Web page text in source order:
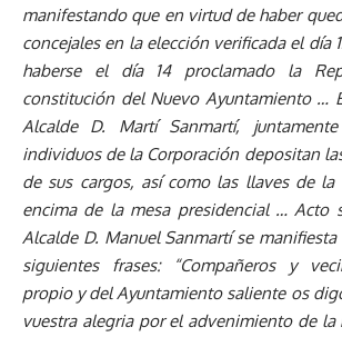
manifestando que en virtud de haber
concejales en la elección verificada el día
haberse el día 14 proclamado la
constitución del Nuevo Ayuntamiento …
Alcalde D. Martí Sanmartí,
individuos de la Corporación depositan
de sus cargos, así como las llaves de la
encima de la mesa presidencial … Acto
Alcalde D. Manuel Sanmartí se
siguientes frases: “Compañeros y
propio y del Ayuntamiento saliente os
vuestra alegria por el advenimiento de la